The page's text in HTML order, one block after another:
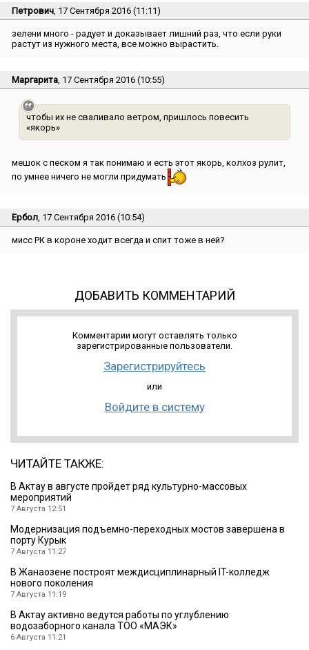
Петрович, 17 Сентября 2016 (11:11)
зелени много - радует и доказывает лишний раз, что если руки
растут из нужного места, все можно вырастить.
Маргарита, 17 Сентября 2016 (10:55)
чтобы их не сваливало ветром, пришлось повесить
«якорь»
мешок с песком я так понимаю и есть этот якорь, колхоз рулит,
по умнее ничего не могли придумать
Ербол, 17 Сентября 2016 (10:54)
мисс РК в короне ходит всегда и спит тоже в ней?
ДОБАВИТЬ КОММЕНТАРИЙ
Комментарии могут оставлять только
зарегистрированные пользователи.
Зарегистрируйтесь
или
Войдите в систему
ЧИТАЙТЕ ТАКЖЕ:
В Актау в августе пройдет ряд культурно-массовых
мероприятий
7 Августа 12:51
Модернизация подъемно-переходных мостов завершена в
порту Курык
7 Августа 11:27
В Жанаозене построят междисциплинарный IT-колледж
нового поколения
7 Августа 11:19
В Актау активно ведутся работы по углублению
водозаборного канала ТОО «МАЭК»
6 Августа 11:21